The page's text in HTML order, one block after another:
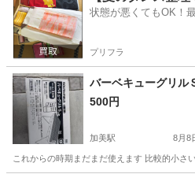
状態が悪くてもOK！
プリフラ
バーベキューグリル
500円
加美駅 8月8
これからの時期まだまだ使えます 比較的小さ